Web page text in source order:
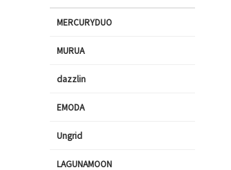
MERCURYDUO
MURUA
dazzlin
EMODA
Ungrid
LAGUNAMOON